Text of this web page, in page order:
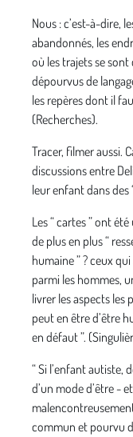
Nous : c’est-à-dire,
abandonnés, les
où les trajets se sont
dépourvus de
les repères dont il
(Recherches).
Tracer, filmer aussi.
discussions entre
leur enfant dans des
Les “ cartes ” ont
de plus en plus “
humaine ” ? ceux
parmi les hommes,
livrer les aspects les
peut en être d’être
en défaut ”.
“ Si l’enfant autiste,
d’un mode d’être -
commun et pourvu